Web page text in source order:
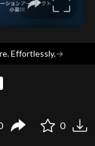
Effortlessly.→
0